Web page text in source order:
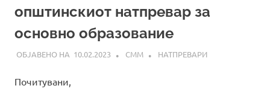
општинскиот натпревар за
основно образование
10.02.2023 СММ НАТПРЕВАРИ
Почитувани,